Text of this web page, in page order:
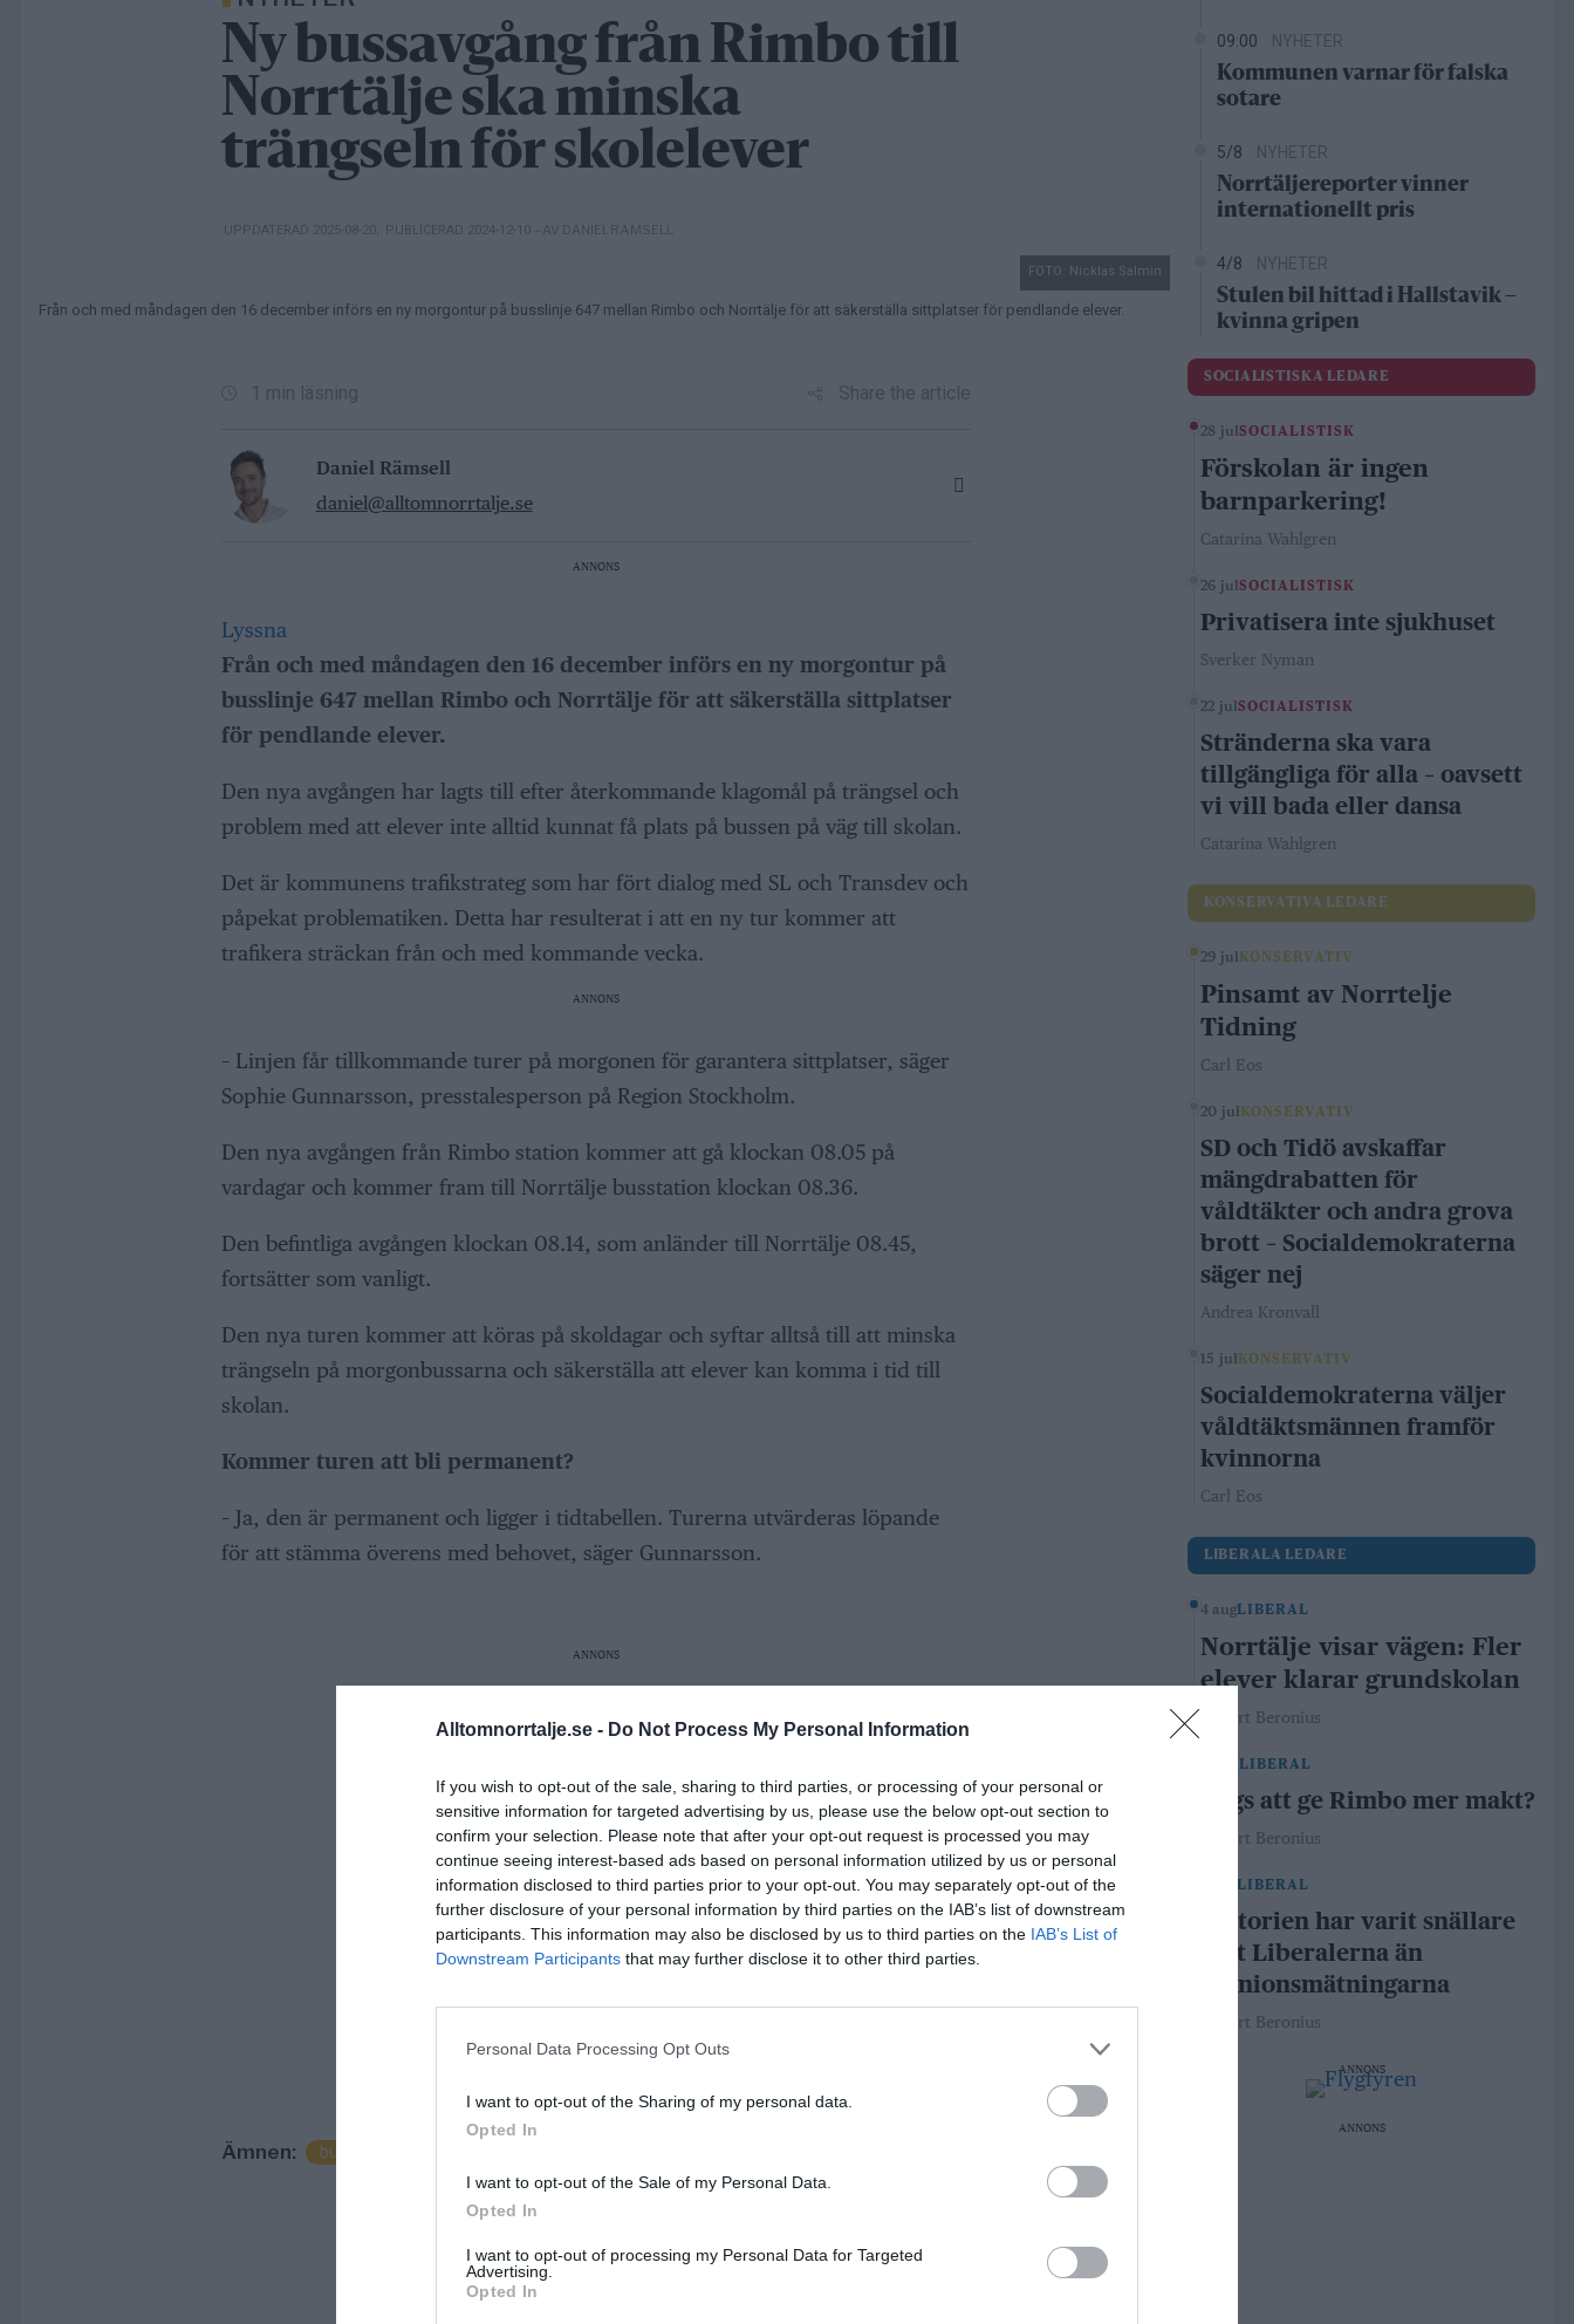
Alltomnorrtalje.se - Do Not Process My Personal Information
If you wish to opt-out of the sale, sharing to third parties, or processing of your personal or
sensitive information for targeted advertising by us, please use the below opt-out section to
confirm your selection. Please note that after your opt-out request is processed you may
continue seeing interest-based ads based on personal information utilized by us or personal
information disclosed to third parties prior to your opt-out. You may separately opt-out of the
further disclosure of your personal information by third parties on the IAB’s list of downstream
participants. This information may also be disclosed by us to third parties on the IAB’s List of
Downstream Participants that may further disclose it to other third parties.
Personal Data Processing Opt Outs
I want to opt-out of the Sharing of my personal data.
Opted In
I want to opt-out of the Sale of my Personal Data.
Opted In
I want to opt-out of processing my Personal Data for Targeted
Advertising.
Opted In
Ny bussavgång från Rimbo till
Norrtälje ska minska
trängseln för skolelever
UPPDATERAD 2025-08-20, PUBLICERAD 2024-12-10 – AV DANIEL RÄMSELL
FOTO: Nicklas Salmin
Från och med måndagen den 16 december införs en ny morgontur på busslinje 647 mellan Rimbo och Norrtälje för att säkerställa sittplatser för pendlande elever.
1 min läsning Share the article
Daniel Rämsell
daniel@alltomnorrtalje.se
ANNONS
Lyssna
Från och med måndagen den 16 december införs en ny morgontur på
busslinje 647 mellan Rimbo och Norrtälje för att säkerställa sittplatser
för pendlande elever.
Den nya avgången har lagts till efter återkommande klagomål på trängsel och
problem med att elever inte alltid kunnat få plats på bussen på väg till skolan.
Det är kommunens trafikstrateg som har fört dialog med SL och Transdev och
påpekat problematiken. Detta har resulterat i att en ny tur kommer att
trafikera sträckan från och med kommande vecka.
ANNONS
– Linjen får tillkommande turer på morgonen för garantera sittplatser, säger
Sophie Gunnarsson, presstalesperson på Region Stockholm.
Den nya avgången från Rimbo station kommer att gå klockan 08.05 på
vardagar och kommer fram till Norrtälje busstation klockan 08.36.
Den befintliga avgången klockan 08.14, som anländer till Norrtälje 08.45,
fortsätter som vanligt.
Den nya turen kommer att köras på skoldagar och syftar alltså till att minska
trängseln på morgonbussarna och säkerställa att elever kan komma i tid till
skolan.
Kommer turen att bli permanent?
– Ja, den är permanent och ligger i tidtabellen. Turerna utvärderas löpande
för att stämma överens med behovet, säger Gunnarsson.
ANNONS
Ämnen: buss
09:00 NYHETER
Kommunen varnar för falska
sotare
5/8 NYHETER
Norrtäljereporter vinner
internationellt pris
4/8 NYHETER
Stulen bil hittad i Hallstavik –
kvinna gripen
SOCIALISTISKA LEDARE
28 julSOCIALISTISK
Förskolan är ingen
barnparkering!
Catarina Wahlgren
26 julSOCIALISTISK
Privatisera inte sjukhuset
Sverker Nyman
22 julSOCIALISTISK
Stränderna ska vara
tillgängliga för alla – oavsett
vi vill bada eller dansa
Catarina Wahlgren
KONSERVATIVA LEDARE
29 jul KONSERVATIV
Pinsamt av Norrtelje
Tidning
Carl Eos
20 jul KONSERVATIV
SD och Tidö avskaffar
mängdrabatten för
våldtäkter och andra grova
brott – Socialdemokraterna
säger nej
Andrea Kronvall
15 jul KONSERVATIV
Socialdemokraterna väljer
våldtäktsmännen framför
kvinnorna
Carl Eos
LIBERALA LEDARE
4 augLIBERAL
Norrtälje visar vägen: Fler
elever klarar grundskolan
Robert Beronius
29 julLIBERAL
Dags att ge Rimbo mer makt?
Robert Beronius
LIBERAL
Historien har varit snällare
mot Liberalerna än
opinionsmätningarna
Robert Beronius
ANNONS
ANNONS